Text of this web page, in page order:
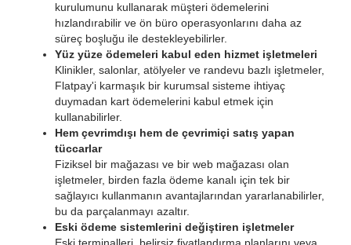
kurulumunu kullanarak müşteri ödemelerini
hızlandırabilir ve ön büro operasyonlarını daha az
süreç boşluğu ile destekleyebilirler.
Yüz yüze ödemeleri kabul eden hizmet işletmeleri
Klinikler, salonlar, atölyeler ve randevu bazlı işletmeler,
Flatpay'i karmaşık bir kurumsal sisteme ihtiyaç
duymadan kart ödemelerini kabul etmek için
kullanabilirler.
Hem çevrimdışı hem de çevrimiçi satış yapan
tüccarlar
Fiziksel bir mağazası ve bir web mağazası olan
işletmeler, birden fazla ödeme kanalı için tek bir
sağlayıcı kullanmanın avantajlarından yararlanabilirler,
bu da parçalanmayı azaltır.
Eski ödeme sistemlerini değiştiren işletmeler